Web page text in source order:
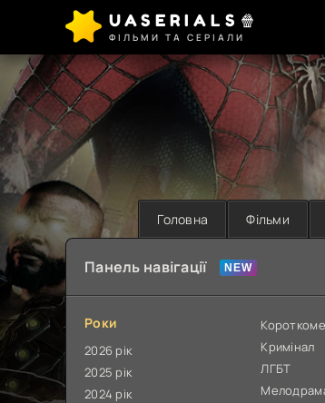
UASERIALS🍿
ФІЛЬМИ ТА СЕРІАЛИ
Головна Фільми
Панель навігації
Роки
2026 рік
2025 рік
2024 рік
Кримінал
ЛГБТ